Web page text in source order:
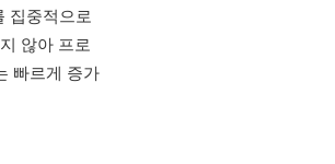
집중적으로
않아 프로
빠르게 증가